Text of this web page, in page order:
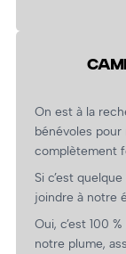
On est à la
bénévoles pour
complètement
Si c’est
joindre à notre
Oui, c’est 100
notre plume,